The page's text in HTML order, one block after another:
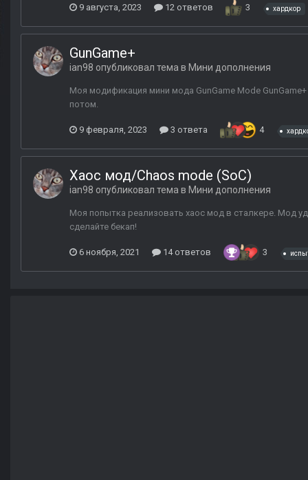
9 августа, 2023 12 ответов 3 хардкор
GunGame+
ian98 опубликовал тема в Мини дополнения
Моя модификация мини мода GunGame Mode
потом.
9 февраля, 2023 3 ответа 4
Хаос мод/Chaos mode (SoC)
ian98 опубликовал тема в Мини дополнения
Моя попытка реализовать хаос мод в сталкере. Мод
сделайте бекап!
6 ноября, 2021 14 ответов 3